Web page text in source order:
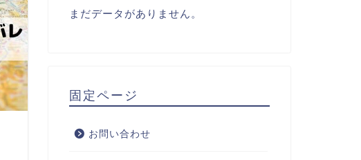
まだデータがありません。
固定ページ
お問い合わせ